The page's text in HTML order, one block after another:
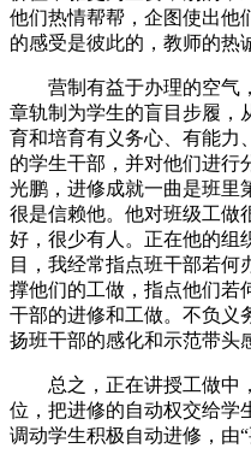
他们热情帮帮，企图使出他
的感受是彼此的，教师的热
营制有益于办理的空气
章轨制为学生的盲目步履，
育和培育有义务心、有能力
的学生干部，并对他们进行
光鹏，进修成就一曲是班里
很是信赖他。他对班级工做
好，很少有人。正在他的组
目，我经常指点班干部若何
撑他们的工做，指点他们若
干部的进修和工做。不负义
扬班干部的感化和示范带头
总之，正在讲授工做中
位，把进修的自动权交给学
调动学生积极自动进修，由“